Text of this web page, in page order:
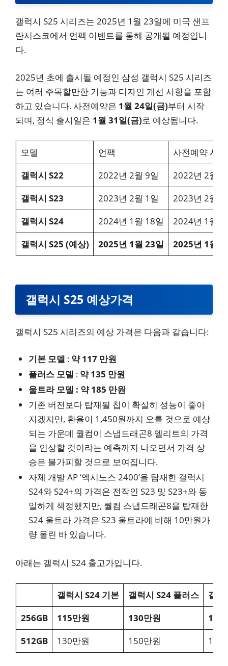
갤럭시 S25 시리즈는 2025년 1월 23일에 미국 샌프
란시스코에서 언팩 이벤트를 통해 공개될 예정입니
다.
2025년 초에 출시될 예정인 삼성 갤럭시 S25 시리즈
는 여러 주목할만한 기능과 디자인 개선 사항을 포함
하고 있습니다. 사전예약은 1월 24일(금)부터 시작
되며, 정식 출시일은 1월 31일(금)로 예상됩니다.
모델 언팩
사전예약 시작
갤럭시 S22
2022년 2월 9일
2022년 2월
갤럭시 S23
2023년 2월 1일
2023년 2월 7
갤럭시 S24
2024년 1월 18일
2024년 1월
갤럭시 S25 (예상)
2025년 1월 23일 2025년 1월
갤럭시 S25 예상가격
갤럭시 S25 시리즈의 예상 가격은 다음과 같습니다:
기본 모델 : 약 117 만원
플러스 모델 : 약 135 만원
울트라 모델 : 약 185 만원
기존 버전보다 탑재될 칩이 확실히 성능이 좋아
지겠지만, 환율이 1,450원까지 오를 것으로 예상
되는 가운데 퀄컴이 스냅드래곤8 엘리트의 가격
을 인상할 것이라는 예측까지 나오면서 가격 상
승은 불가피할 것으로 보여집니다.
자체 개발 AP ‘엑시노스 2400’을 탑재한 갤럭시
S24와 S24+의 가격은 전작인 S23 및 S23+와 동
일하게 책정했지만, 퀄컴 스냅드래곤8을 탑재한
S24 울트라 가격은 S23 울트라에 비해 10만원가
량 올린 바 있습니다.
​아래는 갤럭시 S24 출고가입니다.
갤럭시 S24 기본 갤럭시 S24 플러스
갤럭
256GB
115만원 130만원
170
512GB
130만원 150만원 184